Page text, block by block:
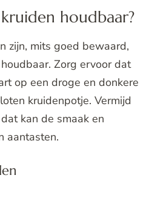
houdbaar?
zijn, mits goed bewaard,
Zorg ervoor dat
op een droge en donkere
kruidenpotje. Vermijd
kan de smaak en
aantasten.